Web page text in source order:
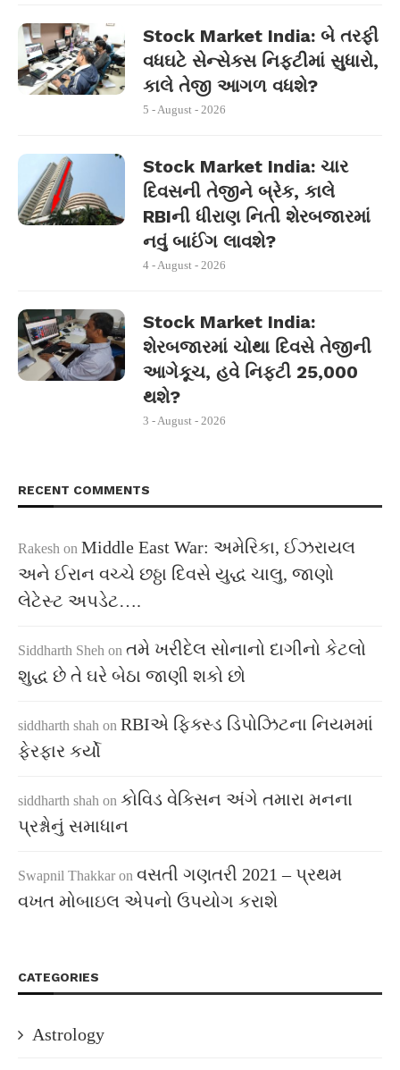
Stock Market India: બે તરફી
વધઘટે સેન્સેક્સ નિફ્ટીમાં સુધારો,
કાલે તેજી આગળ વધશે?
5 - August - 2026
Stock Market India: ચાર
દિવસની તેજીને બ્રેક, કાલે
RBIની ધીરાણ નિતી શેરબજારમાં
નવું બાઈંગ લાવશે?
4 - August - 2026
Stock Market India:
શેરબજારમાં ચોથા દિવસે તેજીની
આગેકૂચ, હવે નિફ્ટી 25,000
થશે?
3 - August - 2026
RECENT COMMENTS
Rakesh on Middle East War: અમેરિકા, ઈઝરાયલ
અને ઈરાન વચ્ચે છઠ્ઠા દિવસે યુદ્ધ ચાલુ, જાણો
લેટેસ્ટ અપડેટ….
Siddharth Sheh on તમે ખરીદેલ સોનાનો દાગીનો કેટલો
શુદ્ધ છે તે ઘરે બેઠા જાણી શકો છો
siddharth shah on RBIએ ફિક્સ્ડ ડિપોઝિટના નિયમમાં
ફેરફાર કર્યો
siddharth shah on કોવિડ વેક્સિન અંગે તમારા મનના
પ્રશ્નોનું સમાધાન
Swapnil Thakkar on વસતી ગણતરી 2021 – પ્રથમ
વખત મોબાઇલ એપનો ઉપયોગ કરાશે
CATEGORIES
Astrology